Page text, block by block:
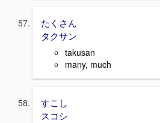
たくさん
タクサン
takusan
many, much
すこし
スコシ